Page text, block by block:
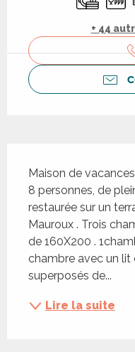
+ 44
Maison de
8 personnes, de
restaurée sur un
Mauroux . Trois
de 160X200 .
chambre avec un lit
superposés de...
Lire la suite